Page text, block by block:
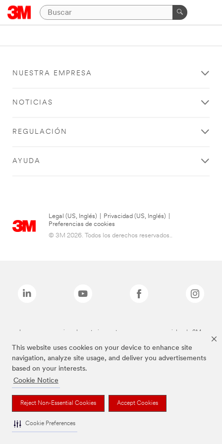
This website uses cookies on your device to enhance site
navigation, analyze site usage, and deliver you advertisements
based on your interests.
Cookie Notice
Reject Non-Essential Cookies Accept Cookies
Cookie Preferences
NUESTRA EMPRESA
NOTICIAS
REGULACIÓN
AYUDA
Legal (US, Inglés) Privacidad (US, Inglés)
Preferencias de cookies
© 3M 2026. Todos los derechos reservados..
Las marcas mencionadas anteriormente son marcas comerciales de 3M.